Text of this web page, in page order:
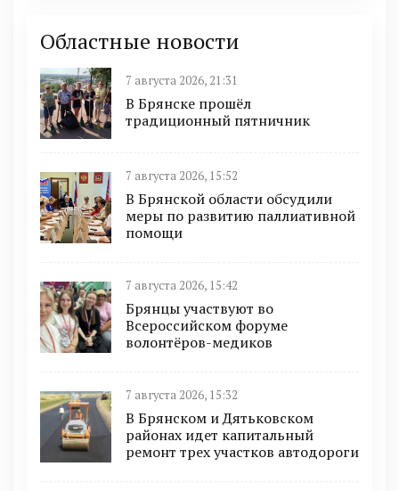
Областные новости
7 августа 2026, 21:31
В Брянске прошёл
традиционный пятничник
7 августа 2026, 15:52
В Брянской области обсудили
меры по развитию паллиативной
помощи
7 августа 2026, 15:42
Брянцы участвуют во
Всероссийском форуме
волонтёров-медиков
7 августа 2026, 15:32
В Брянском и Дятьковском
районах идет капитальный
ремонт трех участков автодороги